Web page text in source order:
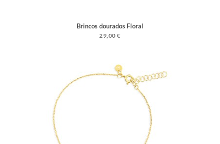
Brincos dourados Floral
29,00 €